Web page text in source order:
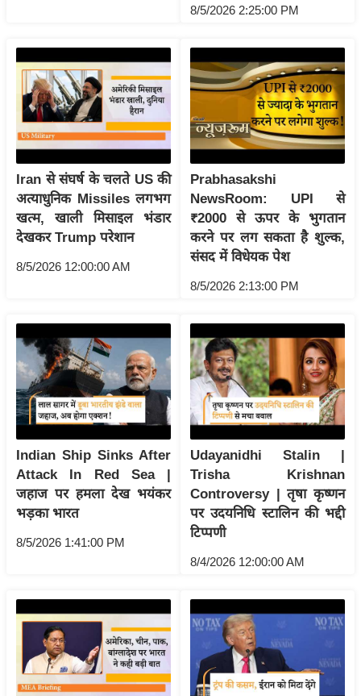
भ
म
.
आ
र
.
आ
ई
चा
र
स
मी
क्षा
ध
र्म
ज्यो
ति
ष
प्र
हि
मा
ध
र्म
8/5/2026 2:25:00 PM
Iran से संघर्ष के चलते US की
अत्याधुनिक Missiles लगभग
खत्म, खाली मिसाइल भंडार
देखकर Trump परेशान
8/5/2026 12:00:00 AM
Prabhasakshi
NewsRoom: UPI से
₹2000 से ऊपर के भुगतान
करने पर लग सकता है शुल्क,
संसद में विधेयक पेश
8/5/2026 2:13:00 PM
Indian Ship Sinks After
Attack In Red Sea |
जहाज पर हमला देख भयंकर
भड़का भारत
8/5/2026 1:41:00 PM
Udayanidhi Stalin |
Trisha Krishnan
Controversy | तृषा कृष्णन
पर उदयनिधि स्टालिन की भद्दी
टिप्पणी
8/4/2026 12:00:00 AM